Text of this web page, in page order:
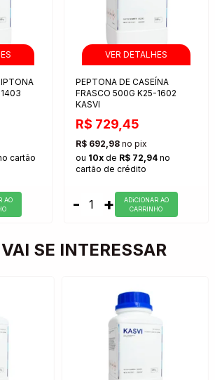
cartão
AO
PEPTONA DE CASEÍNA
FRASCO 500G K25-1602
KASVI
R$ 729,45
R$ 692,98 no pix
ou 10x de R$ 72,94 no
cartão de crédito
- +
ADiCIONAR AO
CARRINHO
SE INTERESSAR